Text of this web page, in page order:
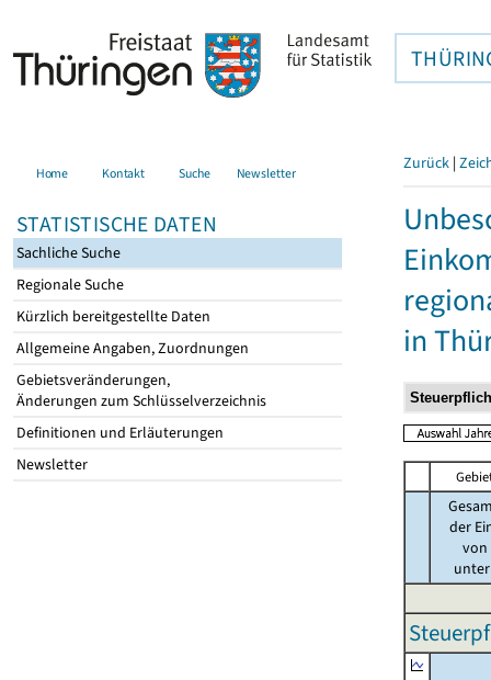
Home Kontakt Suche Newsletter
STATISTISCHE DATEN
Sachliche Suche
Regionale Suche
Kürzlich bereitgestellte Daten
Allgemeine Angaben, Zuordnungen
Gebietsveränderungen,
Änderungen zum Schlüsselverzeichnis
Definitionen und Erläuterungen
Newsletter
Zurück |
in
der
von
unter